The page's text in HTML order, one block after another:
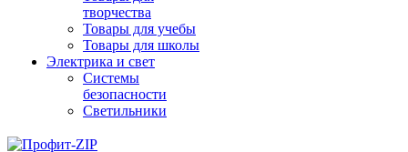
творчества
Товары для учебы
Товары для школы
Электрика и свет
Системы
безопасности
Светильники